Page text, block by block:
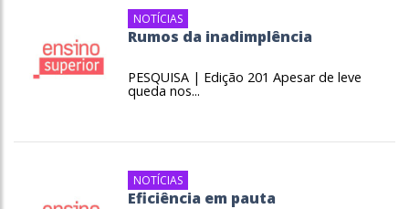
NOTÍCIAS
Rumos da inadimplência
PESQUISA | Edição 201 Apesar de leve
queda nos...
NOTÍCIAS
Eficiência em pauta